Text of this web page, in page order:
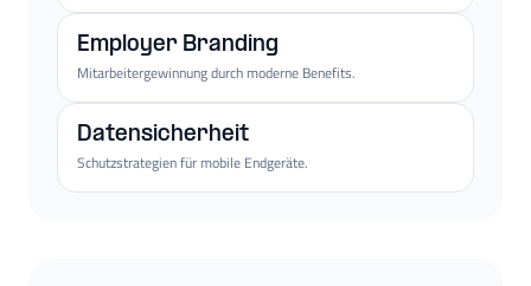
Employer Branding
Mitarbeitergewinnung durch moderne Benefits.
Datensicherheit
Schutzstrategien für mobile Endgeräte.